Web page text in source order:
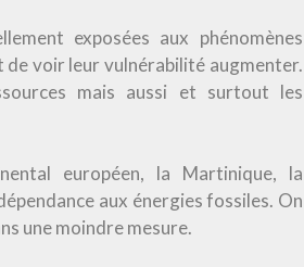
exposées aux phénomènes
de voir leur vulnérabilité augmenter.
mais aussi et surtout les
européen, la Martinique, la
aux énergies fossiles. On
une moindre mesure.